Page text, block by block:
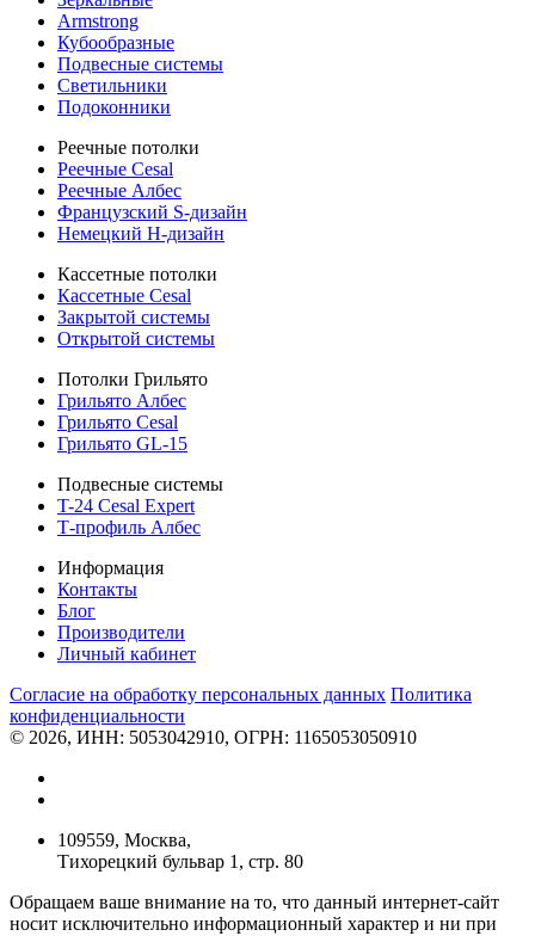
Armstrong
Кубообразные
Подвесные системы
Светильники
Подоконники
Реечные потолки
Реечные Cesal
Реечные Албес
Французский S-дизайн
Немецкий H-дизайн
Кассетные потолки
Кассетные Cesal
Закрытой системы
Открытой системы
Потолки Грильято
Грильято Албес
Грильято Cesal
Грильято GL-15
Подвесные системы
T-24 Cesal Expert
Т-профиль Албес
Информация
Контакты
Блог
Производители
Личный кабинет
Согласие на обработку персональных данных Политикa
конфиденциальности
© 2026, ИНН: 5053042910, ОГРН: 1165053050910
109559, Москва,
Тихорецкий бульвар 1, стр. 80
Обращаем ваше внимание на то, что данный интернет-сайт
носит исключительно информационный характер и ни при